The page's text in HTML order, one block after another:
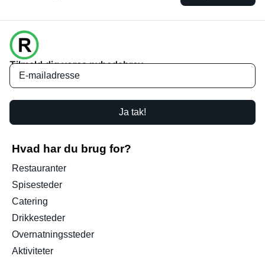
Tilmeld dig vores nyhedsbrev
Ja tak!
Hvad har du brug for?
Restauranter
Spisesteder
Catering
Drikkesteder
Overnatningssteder
Aktiviteter